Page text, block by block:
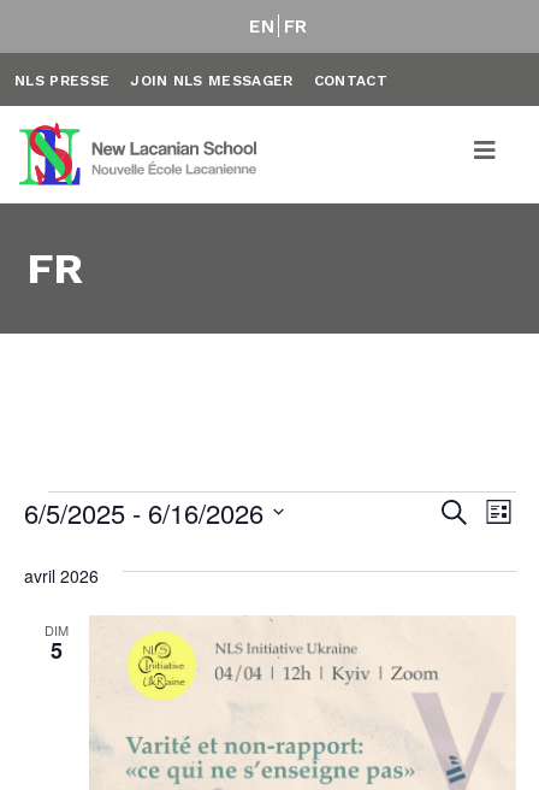
EN FR
NLS PRESSE JOIN NLS MESSAGER CONTACT
FR
Évènements
et
de
vues
Recherche
Liste
6/5/2025 - 6/16/2026
une
avril 2026
DIM
5